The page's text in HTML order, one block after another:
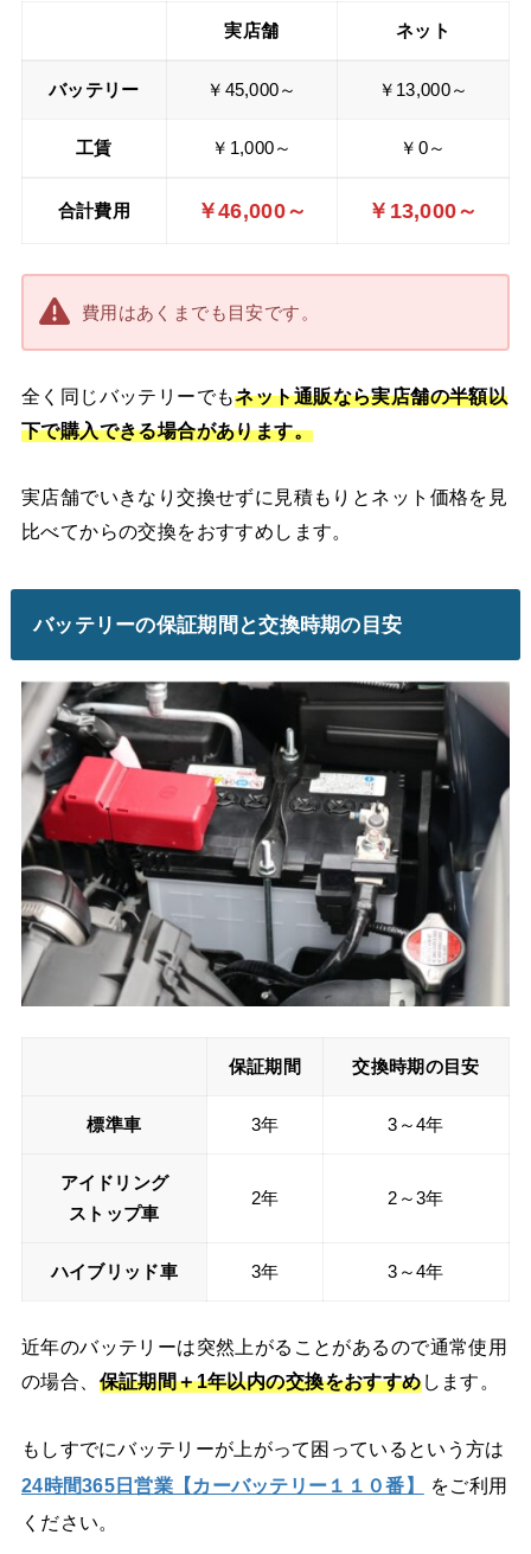
実店舗 ネット
バッテリー ￥45,000～ ￥13,000～
工賃 ￥1,000～ ￥0～
合計費用 ￥46,000～ ￥13,000～
費用はあくまでも目安です。
全く同じバッテリーでもネット通販なら実店舗の半額以
下で購入できる場合があります。
実店舗でいきなり交換せずに見積もりとネット価格を見
比べてからの交換をおすすめします。
バッテリーの保証期間と交換時期の目安
保証期間 交換時期の目安
標準車 3年 3～4年
アイドリング
ストップ車
2年 2～3年
ハイブリッド車 3年 3～4年
近年のバッテリーは突然上がることがあるので通常使用
の場合、 保証期間＋1年以内の交換をおすすめします。
もしすでにバッテリーが上がって困っているという方は
24時間365日営業【カーバッテリー１１０番】
をご利用
ください。